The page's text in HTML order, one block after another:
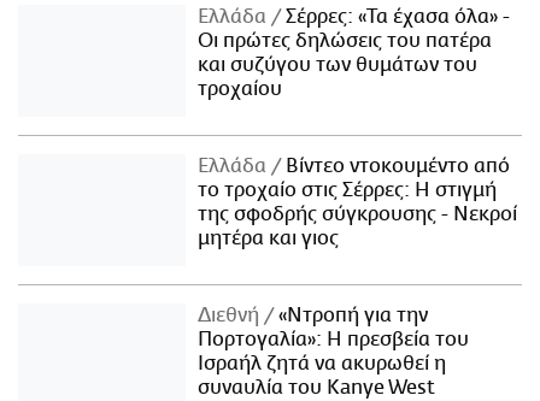
Ελλάδα
Σέρρες: «Τα έχασα όλα» -
Οι πρώτες δηλώσεις του πατέρα
και συζύγου των θυμάτων του
τροχαίου
Ελλάδα
Βίντεο ντοκουμέντο από
το τροχαίο στις Σέρρες: Η στιγμή
της σφοδρής σύγκρουσης - Νεκροί
μητέρα και γιος
Διεθνή
«Ντροπή για την
Πορτογαλία»: Η πρεσβεία του
Ισραήλ ζητά να ακυρωθεί η
συναυλία του Kanye West